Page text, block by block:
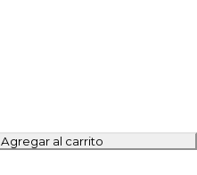
Agregar al carrito